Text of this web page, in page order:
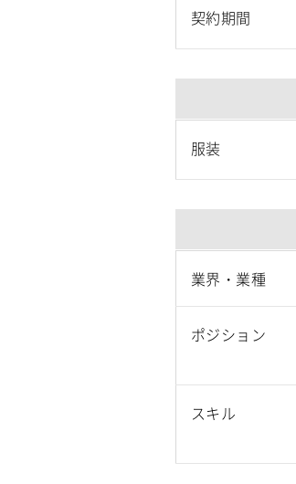
契約期間
服装
業界・業種
ポジション
スキル